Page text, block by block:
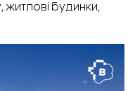
будинки,